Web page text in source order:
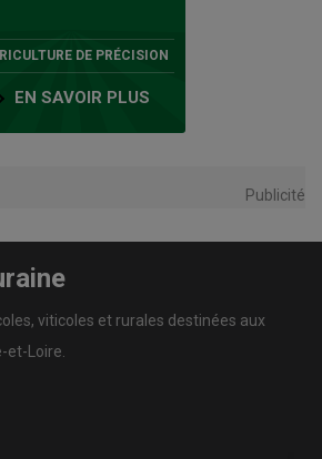
DE PRÉCISION
EN SAVOIR PLUS
Publicité
viticoles et rurales destinées aux
et-Loire.